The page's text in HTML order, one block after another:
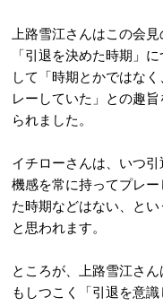
上路雪江さんはこの会
「引退を決めた時期」
して「時期とかではな
レーしていた」との趣
られました。
イチローさんは、いつ
機感を常に持ってプレ
た時期などはない、と
と思われます。
ところが、上路雪江さ
もしつこく「引退を意識